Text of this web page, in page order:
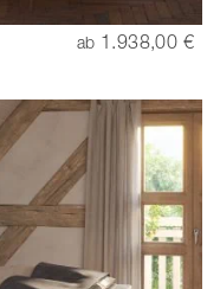
ab 1.938,00 €